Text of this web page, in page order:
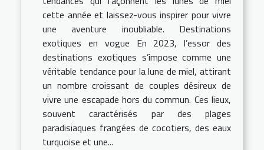
cette année et laissez-vous inspirer pour vivre
une aventure inoubliable. Destinations
exotiques en vogue En 2023, l’essor des
destinations exotiques s’impose comme une
véritable tendance pour la lune de miel, attirant
un nombre croissant de couples désireux de
vivre une escapade hors du commun. Ces lieux,
souvent caractérisés par des plages
paradisiaques frangées de cocotiers, des eaux
turquoise et une...